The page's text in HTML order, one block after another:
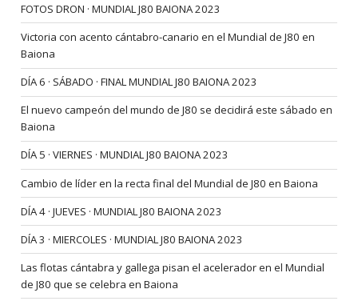
FOTOS DRON · MUNDIAL J80 BAIONA 2023
Victoria con acento cántabro-canario en el Mundial de J80 en
Baiona
DÍA 6 · SÁBADO · FINAL MUNDIAL J80 BAIONA 2023
El nuevo campeón del mundo de J80 se decidirá este sábado en
Baiona
DÍA 5 · VIERNES · MUNDIAL J80 BAIONA 2023
Cambio de líder en la recta final del Mundial de J80 en Baiona
DÍA 4 · JUEVES · MUNDIAL J80 BAIONA 2023
DÍA 3 · MIERCOLES · MUNDIAL J80 BAIONA 2023
Las flotas cántabra y gallega pisan el acelerador en el Mundial
de J80 que se celebra en Baiona